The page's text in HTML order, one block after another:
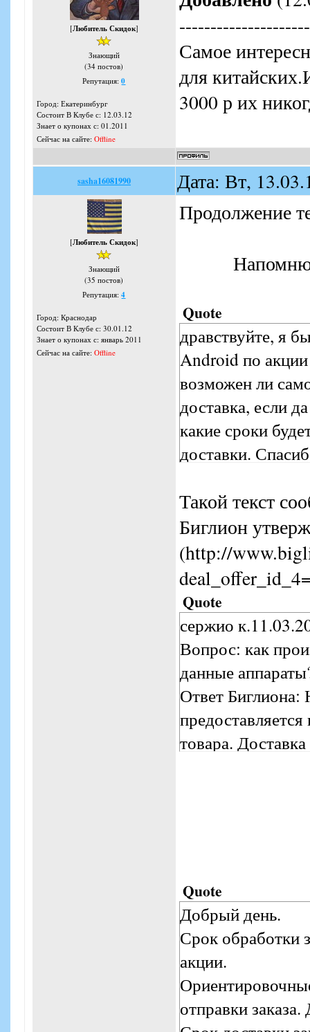
[Любитель Скидок]
Знающий
(34 постов)
Репутация:0
Город: Екатеринбург
Состоит В Клубе с: 12.03.12
Знает о купонах с: 01.2011
Сейчас на сайте: Offline
Самое
для
3000 р их
sasha16081990 Дата: Вт,
[Любитель Скидок]
Знающий
(35 постов)
Репутация:4
Город: Краснодар
Состоит В Клубе с: 30.01.12
Знает о купонах с: январь 2011
Сейчас на сайте: Offline
Продолжение
Quote
дравствуйте, я
Android по
возможен ли
доставка, если
какие сроки
доставки.
Такой текст
Биглион
(http://
Quote
сержио
Вопрос: как
данные
Ответ Биглиона:
товара.
Quote
Добрый день.
Срок обработки
акции.
отправки